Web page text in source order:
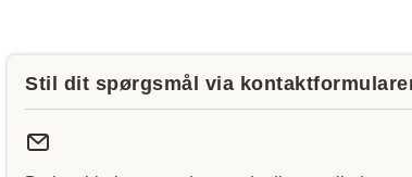
Stil dit spørgsmål via